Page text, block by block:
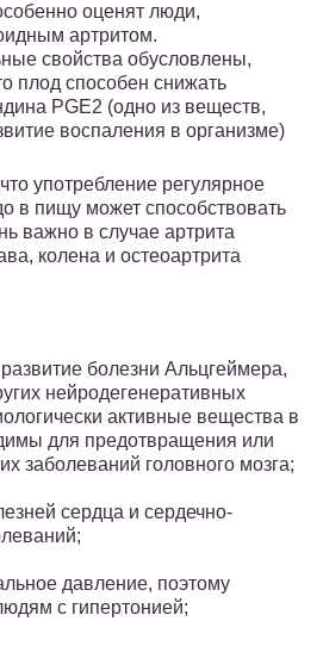
оценят люди,
артритом.
свойства обусловлены,
плод способен снижать
PGE2 (одно из веществ,
воспаления в организме)
употребление регулярное
в пищу может способствовать
важно в случае артрита
колена и остеоартрита
болезни Альцгеймера,
нейродегенеративных
активные вещества в
для предотвращения или
заболеваний головного мозга;
сердца и сердечно-
давление, поэтому
с гипертонией;